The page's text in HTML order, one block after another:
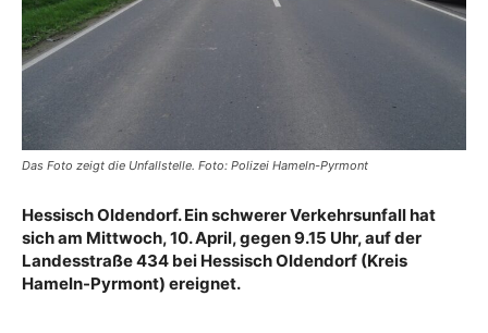
Das Foto zeigt die Unfallstelle. Foto: Polizei Hameln-Pyrmont
Hessisch Oldendorf. Ein schwerer Verkehrsunfall hat
sich am Mittwoch, 10. April, gegen 9.15 Uhr, auf der
Landesstraße 434 bei Hessisch Oldendorf (Kreis
Hameln-Pyrmont) ereignet.